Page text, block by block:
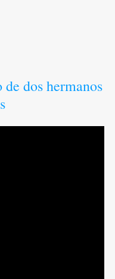
dos hermanos